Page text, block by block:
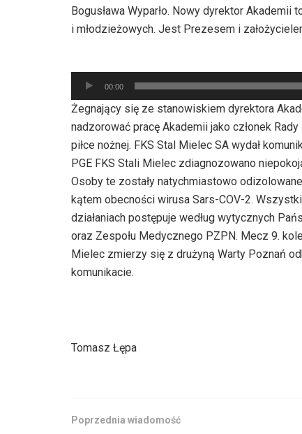
Bogusława Wyparło. Nowy dyrektor
i młodzieżowych. Jest Prezesem i
Odtwarzacz
plików
dźwiękowych
00:00
Żegnający się ze stanowiskiem dyrektora
nadzorować pracę Akademii jako członek
piłce nożnej. FKS Stal Mielec SA wydał
PGE FKS Stali Mielec zdiagnozowano
Osoby te zostały natychmiastowo
kątem obecności wirusa Sars-COV-2.
działaniach postępuje według wytycznych
oraz Zespołu Medycznego PZPN. Mecz 9.
Mielec zmierzy się z drużyną Warty Poznań
komunikacie.
Tomasz Łępa
Poprzednia wiadomość